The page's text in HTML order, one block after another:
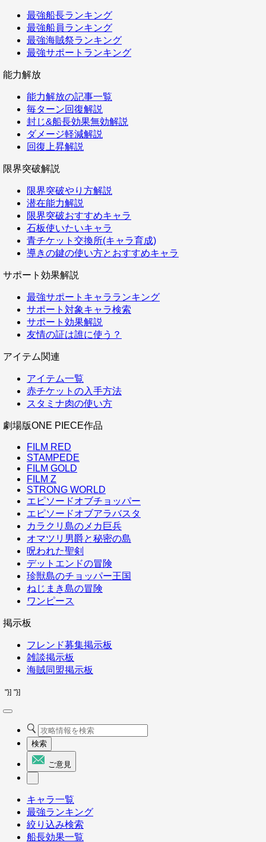
最強船長ランキング
最強船員ランキング
最強海賊祭ランキング
最強サポートランキング
能力解放
能力解放の記事一覧
毎ターン回復解説
封じ&船長効果無効解説
ダメージ軽減解説
回復上昇解説
限界突破解説
限界突破やり方解説
潜在能力解説
限界突破おすすめキャラ
石板使いたいキャラ
青チケット交換所(キャラ育成)
導きの鍵の使い方とおすすめキャラ
サポート効果解説
最強サポートキャラランキング
サポート対象キャラ検索
サポート効果解説
友情の証は誰に使う？
アイテム関連
アイテム一覧
赤チケットの入手方法
スタミナ肉の使い方
劇場版ONE PIECE作品
FILM RED
STAMPEDE
FILM GOLD
FILM Z
STRONG WORLD
エピソードオブチョッパー
エピソードオブアラバスタ
カラクリ島のメカ巨兵
オマツリ男爵と秘密の島
呪われた聖剣
デットエンドの冒険
珍獣島のチョッパー王国
ねじまき島の冒険
ワンピース
掲示板
フレンド募集掲示板
雑談掲示板
海賊同盟掲示板
"}] "}]
検索
ご意見
キャラ一覧
最強ランキング
絞り込み検索
船長効果一覧